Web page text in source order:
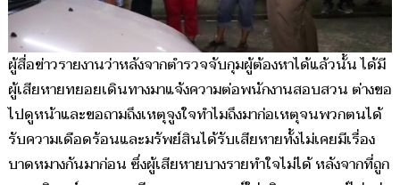
ผู้สื่อข่าวรายงานว่าหลังจากตำรวจจับกุมผู้ต้องหาได้แล้วนั้น ได้มี
ผู้เสียหายทยอยเดินทางมาแจ้งความต่อพนักงานสอบสวน ต่างขอ
ไปดูหน้าและขอถามถึงเหตุจูงใจทำไมถึงมาก่อเหตุจนพวกตนได้
รับความเดือดร้อนและมรัพย์สินได้รับเสียหายทั้งไม่เคยมีเรื่อง
บาดหมางกันมาก่อน ซึ่งผู้เสียหายบางรายทำใจไม่ได้ หลังจากที่ถูก